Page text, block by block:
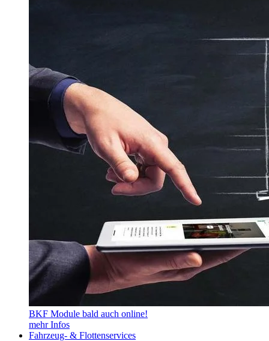
BKF Module bald auch online!
mehr Infos
Fahrzeug- & Flottenservices